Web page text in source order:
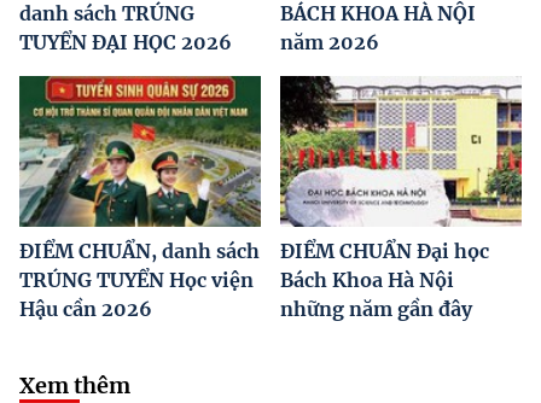
danh sách TRÚNG
TUYỂN ĐẠI HỌC 2026
BÁCH KHOA HÀ NỘI
năm 2026
ĐIỂM CHUẨN, danh sách
TRÚNG TUYỂN Học viện
Hậu cần 2026
ĐIỂM CHUẨN Đại học
Bách Khoa Hà Nội
những năm gần đây
Xem thêm